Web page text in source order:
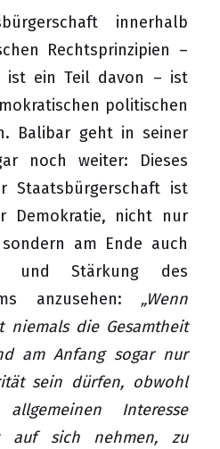
innerhalb
Rechtsprinzipien –
ist ein Teil davon – ist
politischen
Balibar geht in seiner
noch weiter: Dieses
Staatsbürgerschaft ist
Demokratie, nicht nur
am Ende auch
und Stärkung des
anzusehen: „Wenn
niemals die Gesamtheit
am Anfang sogar nur
sein dürfen, obwohl
Interesse
auf sich nehmen, zu